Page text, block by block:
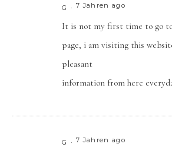
G 7 Jahren ago
It is not my first time to go
page, i am visiting this
pleasant
information from here
G 7 Jahren ago